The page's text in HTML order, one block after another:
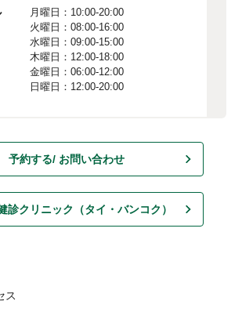
月曜日：10:00-20:00
火曜日：08:00-16:00
水曜日：09:00-15:00
木曜日：12:00-18:00
金曜日：06:00-12:00
日曜日：12:00-20:00
予約する/ お問い合わせ
診クリニック （タイ・バンコク）
ス